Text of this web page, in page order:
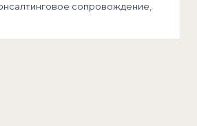
сопровождение,